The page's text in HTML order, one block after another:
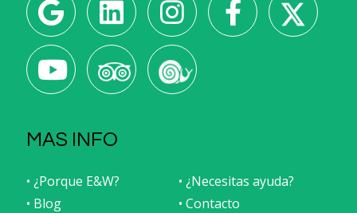
MAS INFO
• ¿Porque E&W?
• ¿Necesitas ayuda?
• Blog
• Contacto